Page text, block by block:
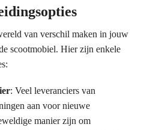
van verschil maken in jouw
scootmobiel. Hier zijn enkele
: Veel leveranciers van
aan voor nieuwe
manier zijn om